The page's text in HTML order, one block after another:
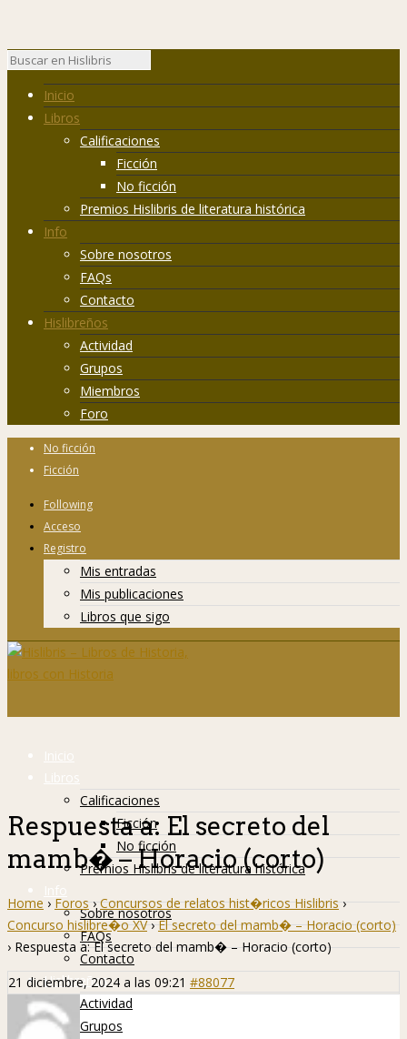
Inicio
Libros
Calificaciones
Ficción
No ficción
Premios Hislibris de literatura histórica
Info
Sobre nosotros
FAQs
Contacto
Hislibreños
Actividad
Grupos
Miembros
Foro
No ficción
Ficción
Following
Acceso
Registro
Mis entradas
Mis publicaciones
Libros que sigo
Inicio
Libros
Calificaciones
Ficción
No ficción
Premios Hislibris de literatura histórica
Info
Sobre nosotros
FAQs
Contacto
Hislibreños
Actividad
Grupos
Respuesta a: El secreto del
mamb� – Horacio (corto)
Home › Foros › Concursos de relatos hist�ricos Hislibris ›
Concurso hislibre�o XV › El secreto del mamb� – Horacio (corto)
› Respuesta a: El secreto del mamb� – Horacio (corto)
21 diciembre, 2024 a las 09:21 #88077